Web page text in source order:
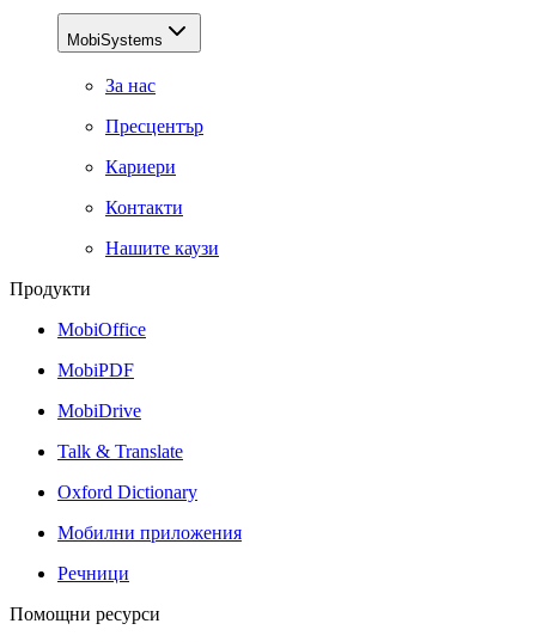
MobiSystems
За нас
Пресцентър
Кариери
Контакти
Нашите каузи
Продукти
MobiOffice
MobiPDF
MobiDrive
Talk & Translate
Oxford Dictionary
Мобилни приложения
Речници
Помощни ресурси